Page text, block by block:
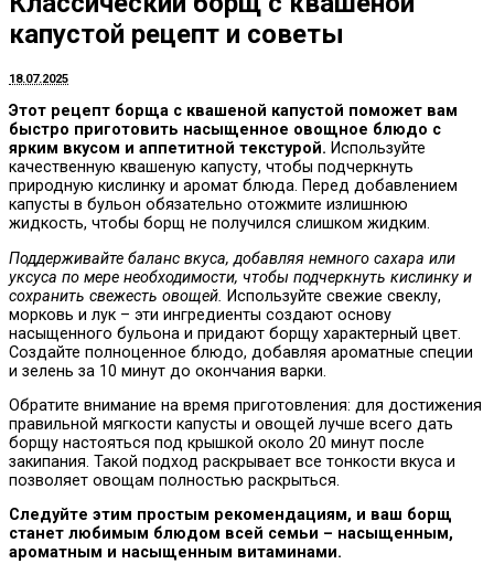
капустой рецепт и советы
18.07.2025
Этот рецепт борща с квашеной капустой поможет вам
быстро приготовить насыщенное овощное блюдо с
ярким вкусом и аппетитной текстурой. Используйте
качественную квашеную капусту, чтобы подчеркнуть
природную кислинку и аромат блюда. Перед добавлением
капусты в бульон обязательно отожмите излишнюю
жидкость, чтобы борщ не получился слишком жидким.
Поддерживайте баланс вкуса, добавляя немного сахара или
уксуса по мере необходимости, чтобы подчеркнуть кислинку и
сохранить свежесть овощей. Используйте свежие свеклу,
морковь и лук – эти ингредиенты создают основу
насыщенного бульона и придают борщу характерный цвет.
Создайте полноценное блюдо, добавляя ароматные специи
и зелень за 10 минут до окончания варки.
Обратите внимание на время приготовления: для достижения
правильной мягкости капусты и овощей лучше всего дать
борщу настояться под крышкой около 20 минут после
закипания. Такой подход раскрывает все тонкости вкуса и
позволяет овощам полностью раскрыться.
Следуйте этим простым рекомендациям, и ваш борщ
станет любимым блюдом всей семьи – насыщенным,
ароматным и насыщенным витаминами.